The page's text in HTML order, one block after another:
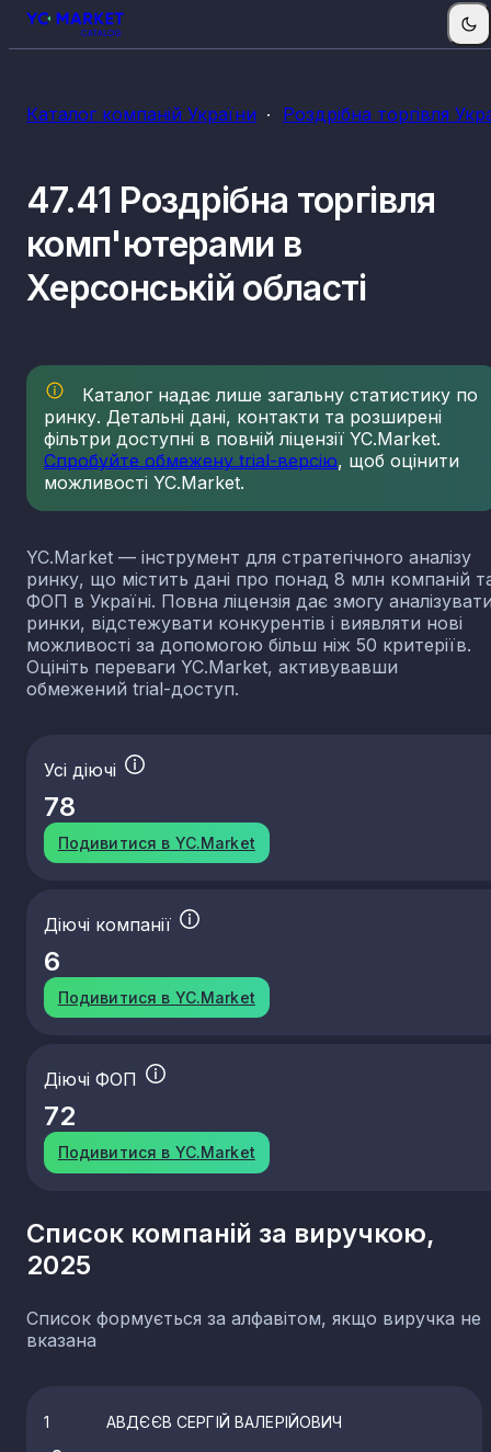
Каталог компаній України Роздрібна торгівля
47.41 Роздрібна торгівля
комп'ютерами в
Херсонській області
Каталог надає лише загальну статистику по
ринку. Детальні дані, контакти та розширені
фільтри доступні в повній ліцензії YC.Market.
Спробуйте обмежену trial-версію, щоб оцінити
можливості YC.Market.
YC.Market — інструмент для стратегічного аналізу
ринку, що містить дані про понад 8 млн компаній
ФОП в Україні. Повна ліцензія дає змогу
ринки, відстежувати конкурентів і виявляти нові
можливості за допомогою більш ніж 50 критеріїв.
Оцініть переваги YC.Market, активувавши
обмежений trial-доступ.
Усі діючі
78
Подивитися в YC.Market
Діючі компанії
6
Подивитися в YC.Market
Діючі ФОП
72
Подивитися в YC.Market
Список компаній за виручкою,
2025
Список формується за алфавітом, якщо виручка не
вказана
1 АВДЄЄВ СЕРГІЙ ВАЛЕРІЙОВИЧ